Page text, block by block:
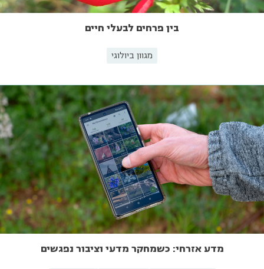
בין פרחים לבעלי חיים
מגוון ביולוגי
מדע אזרחי: כשמחקר מדעי וציבור נפגשים